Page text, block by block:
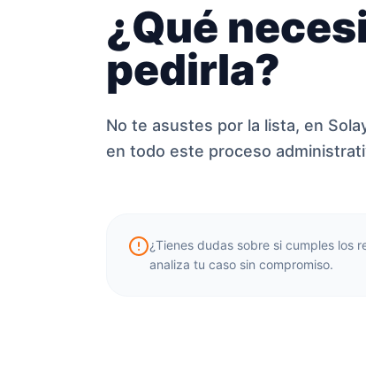
¿Qué
pedirla?
No te asustes por la lista, en
en todo este proceso
¿Tienes dudas sobre si cumples los
analiza tu caso sin compromiso.